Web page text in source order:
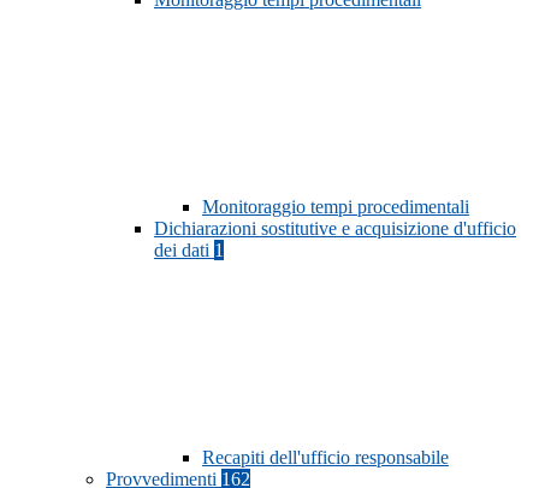
Monitoraggio tempi procedimentali
Dichiarazioni sostitutive e acquisizione d'ufficio
dei dati 1
Recapiti dell'ufficio responsabile
Provvedimenti 162